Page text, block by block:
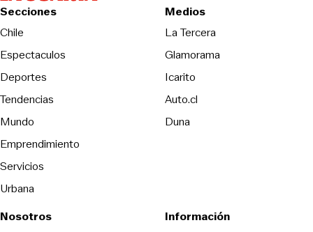
Secciones
Chile
Espectaculos
Deportes
Tendencias
Mundo
Emprendimiento
Servicios
Urbana
Medios
La TerceraOpens in new
Glamorama
Icarito
Auto.cl
DunaOpens in new window
Nosotros
Información